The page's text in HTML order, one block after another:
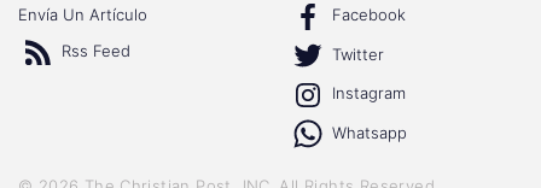
Envía Un Artículo
Rss Feed
Facebook
Twitter
Instagram
Whatsapp